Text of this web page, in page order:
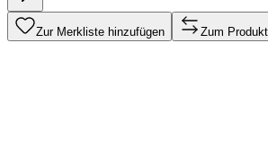
Zur Merkliste hinzufügen Zum